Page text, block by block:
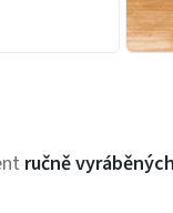
ručně